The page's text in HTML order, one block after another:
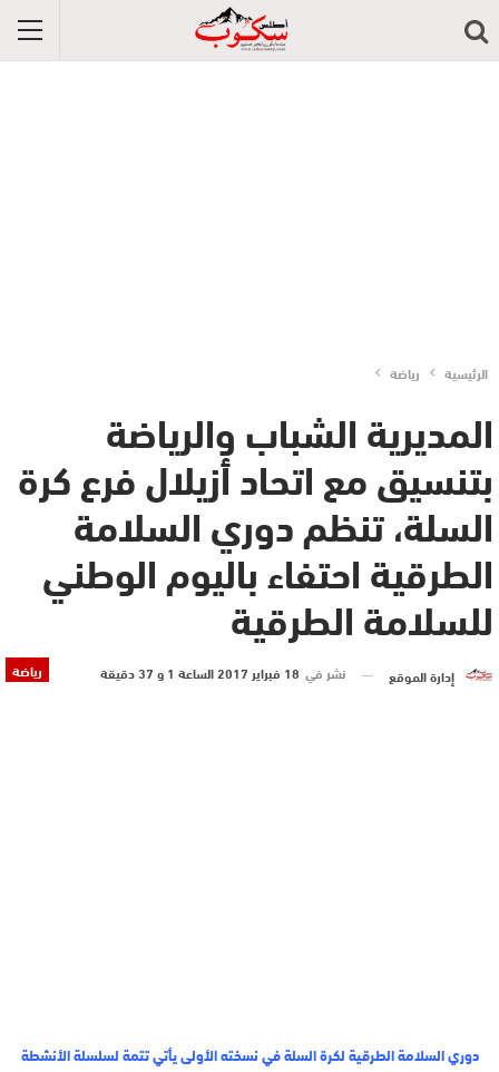
الرئيسية رياضة
المديرية الشباب والرياضة
بتنسيق مع اتحاد أزيلال فرع كرة
السلة، تنظم دوري السلامة
الطرقية احتفاء باليوم الوطني
للسلامة الطرقية
رياضة إدارة الموقع نشر في 18 فبراير 2017 الساعة 1 و 37 دقيقة
دوري السلامة الطرقية لكرة السلة في نسخته الأولى يأتي تتمة لسلسلة الأنشطة